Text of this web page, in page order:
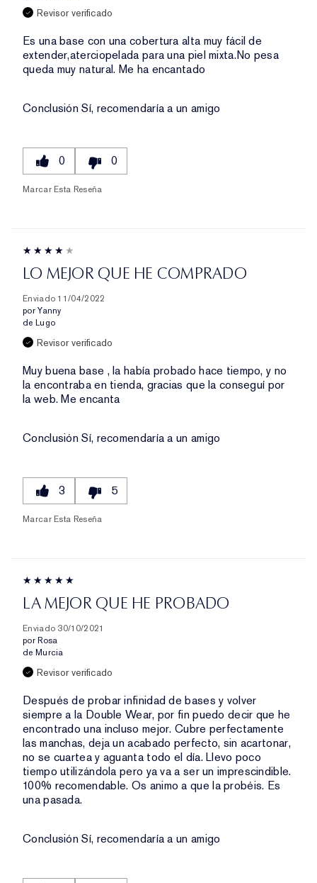
Revisor verificado
Es una base con una cobertura alta muy fácil de
extender,aterciopelada para una piel mixta.No pesa
queda muy natural. Me ha encantado
ConclusiónSí, recomendaría a un amigo
0 0
Marcar Esta Reseña
LO MEJOR QUE HE COMPRADO
Enviado 11/04/2022
por Yanny
de Lugo
Revisor verificado
Muy buena base , la había probado hace tiempo, y no
la encontraba en tienda, gracias que la conseguí por
la web. Me encanta
ConclusiónSí, recomendaría a un amigo
3 5
Marcar Esta Reseña
LA MEJOR QUE HE PROBADO
Enviado 30/10/2021
por Rosa
de Murcia
Revisor verificado
Después de probar infinidad de bases y volver
siempre a la Double Wear, por fin puedo decir que he
encontrado una incluso mejor. Cubre perfectamente
las manchas, deja un acabado perfecto, sin acartonar,
no se cuartea y aguanta todo el día. Llevo poco
tiempo utilizándola pero ya va a ser un imprescindible.
100% recomendable. Os animo a que la probéis. Es
una pasada.
ConclusiónSí, recomendaría a un amigo